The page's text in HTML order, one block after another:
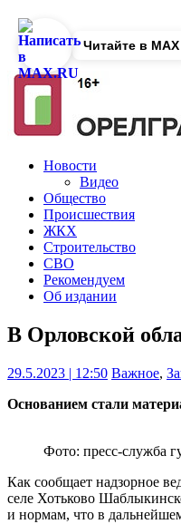
Новости
Видео
Общество
Происшествия
ЖКХ
Строительство
СВО
Рекомендуем
Об издании
В Орловской
29.5.2023 | 12:50 Важное,
Основанием стали
Фото: пресс-служба
Как сообщает надзорное
селе Хотьково
и нормам, что в
Читайте в MAX